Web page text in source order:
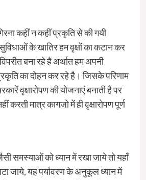
कहीं न कहीं प्रकृति से की गयी
के खातिर हम वृक्षों का कटान कर
बना रहे है अर्थात हम अपनी
का दोहन कर रहे है। जिसके परिणाम
वृक्षारोपण की योजनाएं बनाती है पर
करती मात्र कागजो में ही वृक्षारोपण पूर्ण
समस्याओं को ध्यान में रखा जाये तो यहाँ
जाये, यह पर्यावरण के अनुकूल ध्यान में